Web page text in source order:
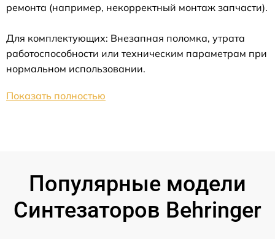
ремонта (например, некорректный монтаж запчасти).
Для комплектующих: Внезапная поломка, утрата
работоспособности или техническим параметрам при
нормальном использовании.
Показать полностью
Популярные модели
Синтезаторов Behringer